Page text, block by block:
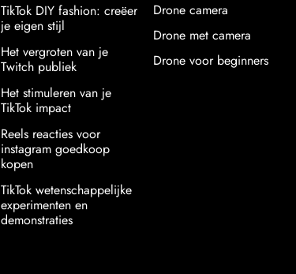
TikTok DIY fashion: creëer
je eigen stijl
Het vergroten van je
Twitch publiek
Het stimuleren van je
TikTok impact
Reels reacties voor
instagram goedkoop
kopen
TikTok wetenschappelijke
experimenten en
demonstraties
Drone camera
Drone met camera
Drone voor beginners